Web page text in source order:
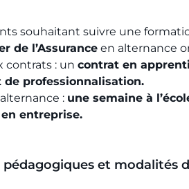
souhaitant suivre une
de l’Assurance en alternance
contrats : un contrat en
de professionnalisation.
: une semaine à
entreprise.
et modalités